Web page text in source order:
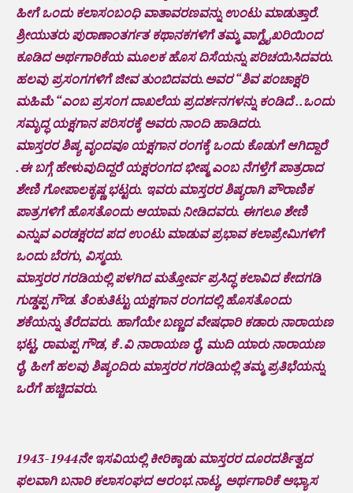
ಹೀಗೆ ಒಂದು ಕಲಾಸಂಬಂಧಿ ವಾತಾವರಣವನ್ನು ಉಂಟು ಮಾಡುತ್ತಾರೆ.
ಶ್ರೀಯುತರು ಪುರಾಣಾಂತರ್ಗತ ಕಥಾನಕಗಳಿಗೆ ತಮ್ಮ ವಾಗ್ವೈಖರಿಯಿಂದ
ಕೂಡಿದ ಅರ್ಥಗಾರಿಕೆಯ ಮೂಲಕ ಹೊಸ ದಿಸೆಯನ್ನು ಪರಿಚಯಿಸಿದವರು.
ಹಲವು ಪ್ರಸಂಗಗಳಿಗೆ ಜೀವ ತುಂಬಿದವರು.ಅವರ “ಶಿವ ಪಂಚಾಕ್ಷರಿ
ಮಹಿಮೆ “ಎಂಬ ಪ್ರಸಂಗ ದಾಖಲೆಯ ಪ್ರದರ್ಶನಗಳನ್ನು ಕಂಡಿದೆ ..ಒಂದು
ಸಮೃದ್ಧ ಯಕ್ಷಗಾನ ಪರಿಸರಕ್ಕೆ ಅವರು ನಾಂದಿ ಹಾಡಿದರು.
ಮಾಸ್ತರರ ಶಿಷ್ಯ ವೃಂದವೂ ಯಕ್ಷಗಾನ ರಂಗಕ್ಕೆ ಒಂದು ಕೊಡುಗೆ ಆಗಿದ್ದಾರೆ
.ಈ ಬಗ್ಗೆ ಹೇಳುವುದಿದ್ದರೆ ಯಕ್ಷರಂಗದ ಭೀಷ್ಮ ಎಂಬ ನೆಗಳ್ತೆಗೆ ಪಾತ್ರರಾದ
ಶೇಣಿ ಗೋಪಾಲಕೃಷ್ಣ ಭಟ್ಟರು. ಇವರು ಮಾಸ್ತರರ ಶಿಷ್ಯರಾಗಿ ಪೌರಾಣಿಕ
ಪಾತ್ರಗಳಿಗೆ ಹೊಸತೊಂದು ಆಯಾಮ ನೀಡಿದವರು. ಈಗಲೂ ಶೇಣಿ
ಎನ್ನುವ ಎರಡಕ್ಷರದ ಪದ ಉಂಟು ಮಾಡುವ ಪ್ರಭಾವ ಕಲಾಪ್ರೇಮಿಗಳಿಗೆ
ಒಂದು ಬೆರಗು, ವಿಸ್ಮಯ.
ಮಾಸ್ತರರ ಗರಡಿಯಲ್ಲಿ ಪಳಗಿದ ಮತ್ತೋರ್ವ ಪ್ರಸಿದ್ಧ ಕಲಾವಿದ ಕೇದಗಡಿ
ಗುಡ್ಡಪ್ಪ ಗೌಡ. ತೆಂಕುತಿಟ್ಟು ಯಕ್ಷಗಾನ ರಂಗದಲ್ಲಿ ಹೊಸತೊಂದು
ಶಕೆಯನ್ನು ತೆರೆದವರು. ಹಾಗೆಯೇ ಬಣ್ಣದ ವೇಷಧಾರಿ ಕಡಾರು ನಾರಾಯಣ
ಭಟ್ಟ, ರಾಮಪ್ಪ ಗೌಡ, ಕೆ .ವಿ ನಾರಾಯಣ ರೈ, ಮುದಿ ಯಾರು ನಾರಾಯಣ
ರೈ, ಹೀಗೆ ಹಲವು ಶಿಷ್ಯಂದಿರು ಮಾಸ್ತರರ ಗರಡಿಯಲ್ಲಿ ತಮ್ಮ ಪ್ರತಿಭೆಯನ್ನು
ಒರೆಗೆ ಹಚ್ಚಿದವರು.
1943-1944ನೇ ಇಸವಿಯಲ್ಲಿ ಕೀರಿಕ್ಕಾಡು ಮಾಸ್ತರರ ದೂರದರ್ಶಿತ್ವದ
ಫಲವಾಗಿ ಬನಾರಿ ಕಲಾಸಂಘದ ಆರಂಭ.ನಾಟ್ಯ, ಅರ್ಥಗಾರಿಕೆ ಅಭ್ಯಾಸ